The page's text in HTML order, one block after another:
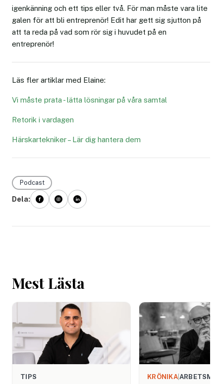
igenkänning och ett tips eller två. För man måste vara lite
galen för att bli entreprenör! Edit har gett sig sjutton på
att ta reda på vad som rör sig i huvudet på en
entreprenör!
Läs fler artiklar med Elaine:
Vi måste prata - lätta lösningar på våra samtal
Retorik i vardagen
Härskartekniker – Lär dig hantera dem
Podcast
Dela:
Mest Lästa
TIPS KRÖNIKA|